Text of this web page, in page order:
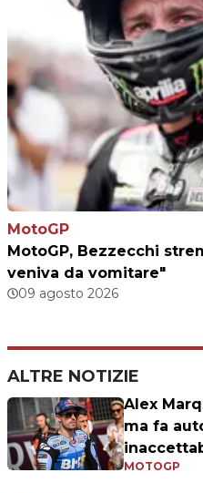
MotoGP
MotoGP, Bezzecchi
veniva da vomitare"
09 agosto 2026
ALTRE NOTIZIE
Alex
ma fa
MOTOGP